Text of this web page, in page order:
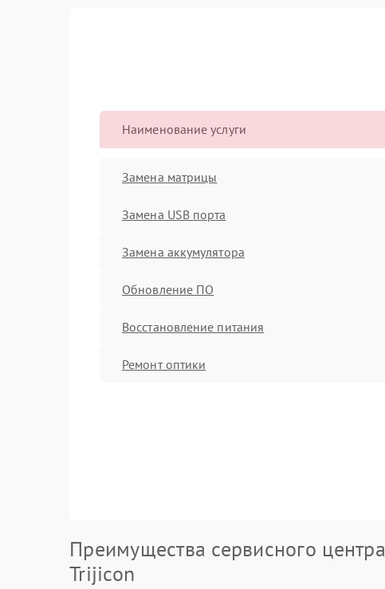
Наименование услуги
Замена матрицы
Замена USB порта
Замена аккумулятора
Обновление ПО
Восстановление питания
Ремонт оптики
Преимущества сервисного центра
Trijicon